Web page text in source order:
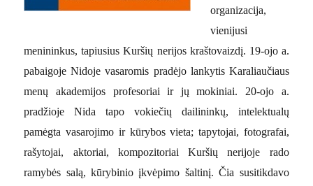
organizacija,
vienijusi
menininkus, tapiusius Kuršių nerijos kraštovaizdį. 19-ojo a.
pabaigoje Nidoje vasaromis pradėjo lankytis Karaliaučiaus
menų akademijos profesoriai ir jų mokiniai. 20-ojo a.
pradžioje Nida tapo vokiečių dailininkų, intelektualų
pamėgta vasarojimo ir kūrybos vieta; tapytojai, fotografai,
rašytojai, aktoriai, kompozitoriai Kuršių nerijoje rado
ramybės salą, kūrybinio įkvėpimo šaltinį. Čia susitikdavo